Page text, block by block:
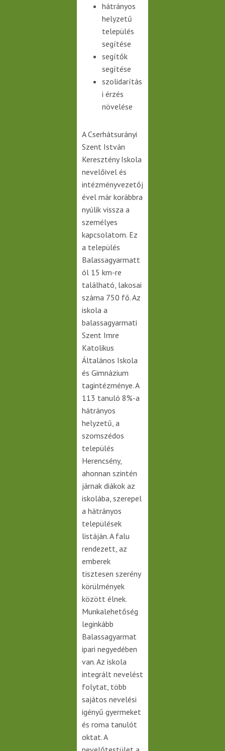
hátrányos
helyzetű
település
segítése
segítők
segítése
szolidarítás
i érzés
növelése
A Cserhátsurányi
Szent István
Keresztény Iskola
nevelőivel és
intézményvezetőj
ével már korábbra
nyúlik vissza a
személyes
kapcsolatom. Ez
a település
Balassagyarmatt
ól 15 km-re
található, lakosai
száma 750 fő. Az
iskola a
balassagyarmati
Szent Imre
Katolikus
Általános Iskola
és Gimnázium
tagintézménye. A
113 tanuló 8%-a
hátrányos
helyzetű, a
szomszédos
település
Herencsény,
ahonnan szintén
járnak diákok az
iskolába, szerepel
a hátrányos
települések
listáján. A falu
rendezett, az
emberek
tisztesen szerény
körülmények
között élnek.
Munkalehetőség
leginkább
Balassagyarmat
ipari negyedében
van. Az iskola
integrált nevelést
folytat, több
sajátos nevelési
igényű gyermeket
és roma tanulót
oktat. A